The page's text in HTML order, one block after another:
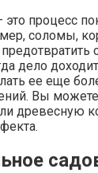
процесс
соломы,
дело
ее еще
Вы
древесную